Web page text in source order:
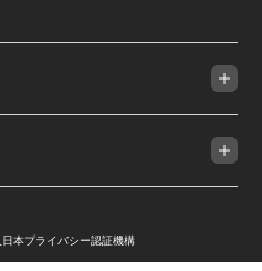
本プライバシー認証機構